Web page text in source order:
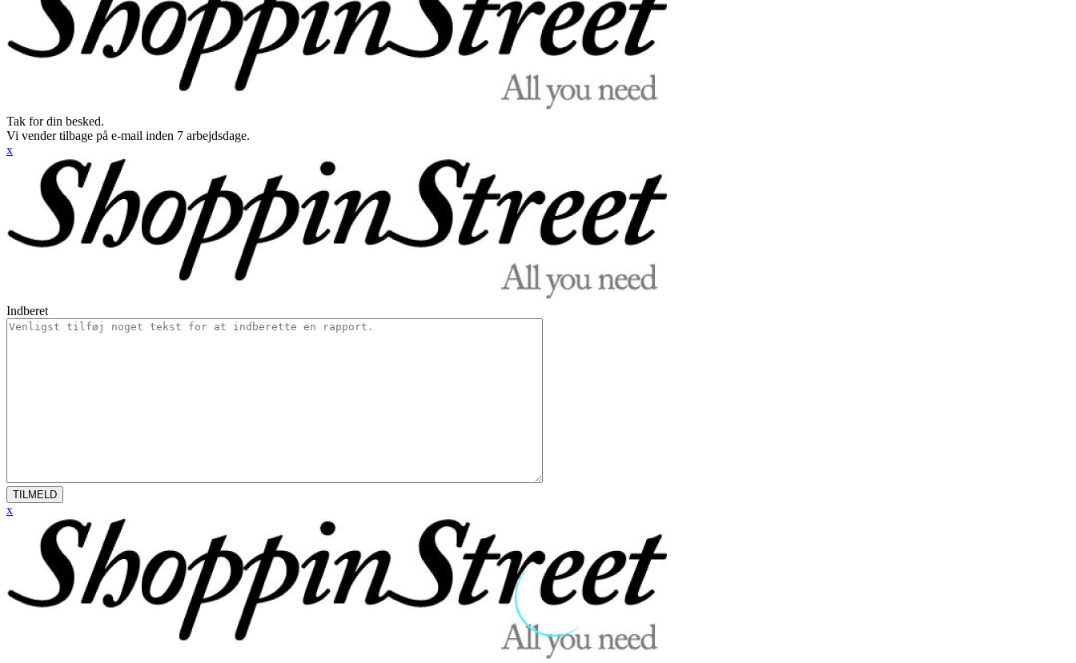
Tak for din besked.
Vi vender tilbage på e-mail inden 7 arbejdsdage.
x
Indberet
TILMELD
x